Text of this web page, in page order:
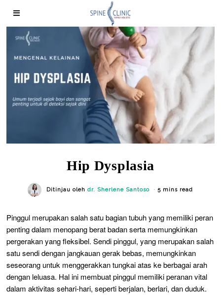
Hip Dysplasia
Ditinjau olehdr. Sherlene Santoso 5 mins read
Pinggul merupakan salah satu bagian tubuh yang memiliki peran
penting dalam menopang berat badan serta memungkinkan
pergerakan yang fleksibel. Sendi pinggul, yang merupakan salah
satu sendi dengan jangkauan gerak bebas, memungkinkan
seseorang untuk menggerakkan tungkai atas ke berbagai arah
dengan leluasa. Hal ini membuat pinggul memiliki peranan vital
dalam aktivitas sehari-hari, seperti berjalan, berlari, dan duduk.